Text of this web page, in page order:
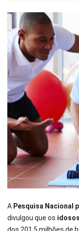
A Pesquisa Nacional
divulgou que os
dos 201.5 milhões de